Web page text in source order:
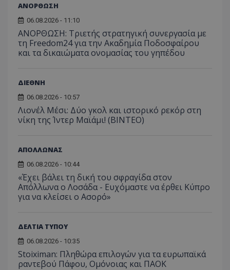
ΑΝΟΡΘΩΣΗ
06.08.2026 - 11:10
ΑΝΟΡΘΩΣΗ: Τριετής στρατηγική συνεργασία με
τη Freedom24 για την Ακαδημία Ποδοσφαίρου
και τα δικαιώματα ονομασίας του γηπέδου
ΔΙΕΘΝΗ
06.08.2026 - 10:57
Λιονέλ Μέσι: Δύο γκολ και ιστορικό ρεκόρ στη
νίκη της Ίντερ Μαϊάμι! (ΒΙΝΤΕΟ)
ΑΠΟΛΛΩΝΑΣ
06.08.2026 - 10:44
«Έχει βάλει τη δική του σφραγίδα στον
Απόλλωνα ο Λοσάδα - Ευχόμαστε να έρθει Κύπρο
για να κλείσει ο Ασορό»
ΔΕΛΤΙΑ ΤΥΠΟΥ
06.08.2026 - 10:35
Stoiximan: Πληθώρα επιλογών για τα ευρωπαϊκά
ραντεβού Πάφου, Ομόνοιας και ΠΑΟΚ